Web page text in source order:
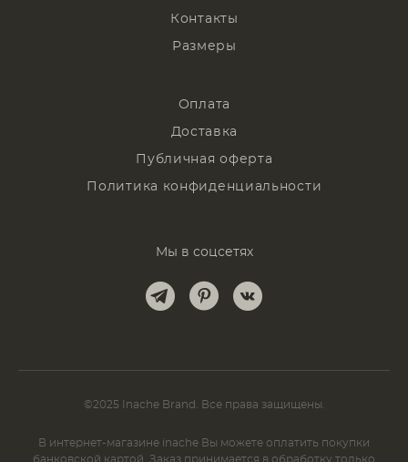
Контакты
Размеры
Оплата
Доставка
Публичная оферта
Политика конфиденциальности
Мы в соцсетях
©2025 Inache Brand. Все права защищены.
В интернет-магазине inache Вы можете оплатить покупки
банковской картой. Заказ принимается в обработку только